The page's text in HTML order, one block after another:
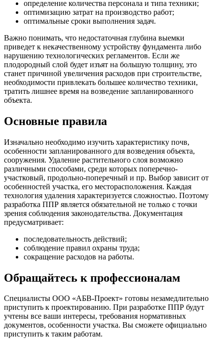
определение количества персонала и типа техники;
оптимизацию затрат на производство работ;
оптимальные сроки выполнения задач.
Важно понимать, что недостаточная глубина выемки
приведет к некачественному устройству фундамента либо
нарушению технологических регламентов. Если же
плодородный слой будет изъят на большую толщину, это
станет причиной увеличения расходов при строительстве,
необходимости привлекать большее количество техники,
тратить лишнее время на возведение запланированного
объекта.
Основные правила
Изначально необходимо изучить характеристику почв,
особенности запланированного для возведения объекта,
сооружения. Удаление растительного слоя возможно
различными способами, среди которых поперечно-
участковый, продольно-поперечный и пр. Выбор зависит от
особенностей участка, его месторасположения. Каждая
технология удаления характеризуется сложностью. Поэтому
разработка ППР является обязательной не только с точки
зрения соблюдения законодательства. Документация
предусматривает:
последовательность действий;
соблюдение правил охраны труда;
сокращение расходов на работы.
Обращайтесь к профессионалам
Специалисты ООО «АБВ-Проект» готовы незамедлительно
приступить к проектированию. При разработке ППР будут
учтены все ваши интересы, требования нормативных
документов, особенности участка. Вы сможете официально
приступить к таким работам.